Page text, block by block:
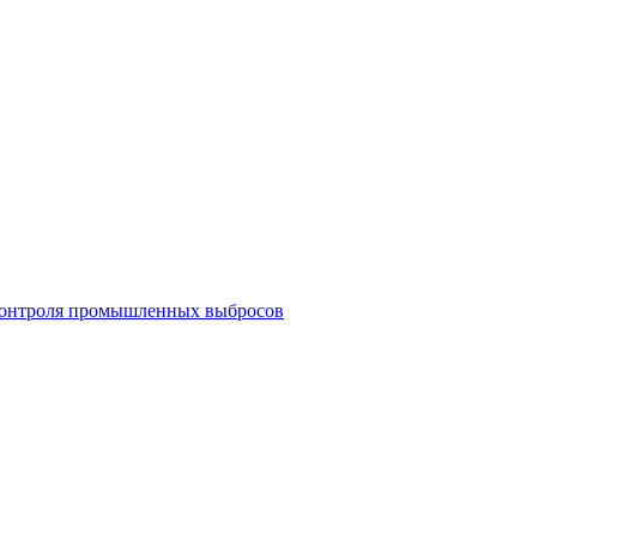
промышленных выбросов